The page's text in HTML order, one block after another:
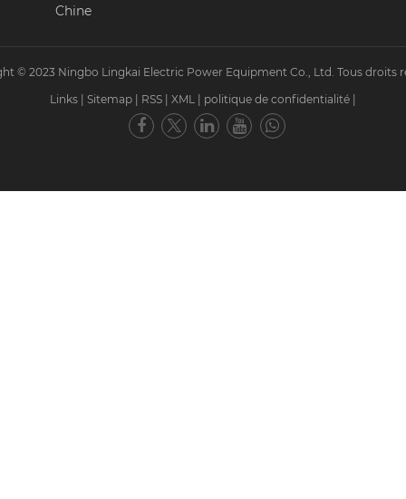
Chine
© 2023 Ningbo Lingkai Electric Power Equipment Co., Ltd. Tous droits
Links
Sitemap RSS XML politique de confidentialité